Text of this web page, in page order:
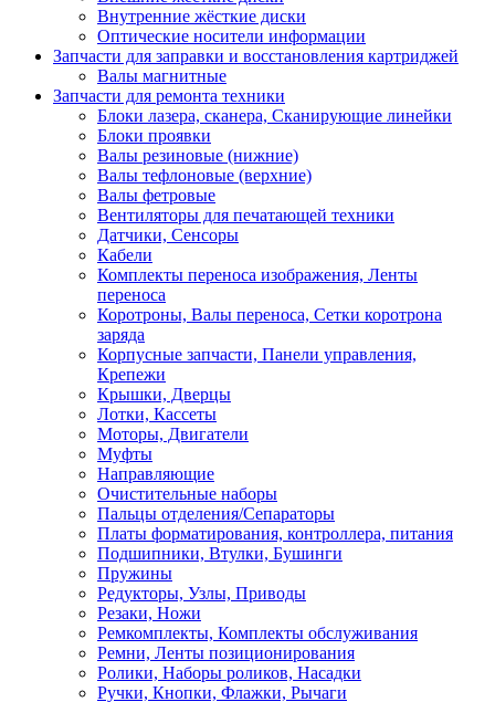
Внутренние жёсткие диски
Оптические носители информации
Запчасти для заправки и восстановления картриджей
Валы магнитные
Запчасти для ремонта техники
Блоки лазера, сканера, Сканирующие линейки
Блоки проявки
Валы резиновые (нижние)
Валы тефлоновые (верхние)
Валы фетровые
Вентиляторы для печатающей техники
Датчики, Сенсоры
Кабели
Комплекты переноса изображения, Ленты
переноса
Коротроны, Валы переноса, Сетки коротрона
заряда
Корпусные запчасти, Панели управления,
Крепежи
Крышки, Дверцы
Лотки, Кассеты
Моторы, Двигатели
Муфты
Направляющие
Очистительные наборы
Пальцы отделения/Сепараторы
Платы форматирования, контроллера, питания
Подшипники, Втулки, Бушинги
Пружины
Редукторы, Узлы, Приводы
Резаки, Ножи
Ремкомплекты, Комплекты обслуживания
Ремни, Ленты позиционирования
Ролики, Наборы роликов, Насадки
Ручки, Кнопки, Флажки, Рычаги